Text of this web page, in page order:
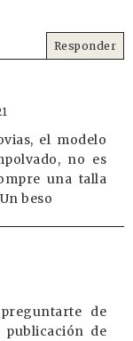
Responder
el modelo
no es
una talla
beso
de
publicación de